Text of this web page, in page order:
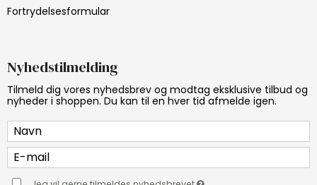
Fortrydelsesformular
Nyhedstilmelding
Tilmeld dig vores nyhedsbrev og modtag eksklusive tilbud og
nyheder i shoppen. Du kan til en hver tid afmelde igen.